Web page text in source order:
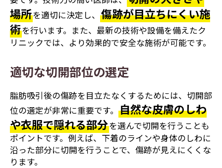
場所を適切に決定し、 傷跡が目立ちにくい施
術を行います。また、最新の技術や設備を備えたク
リニックでは、より効果的で安全な施術が可能です。
適切な切開部位の選定
脂肪吸引後の傷跡を目立たなくするためには、切開部
位の選定が非常に重要です。 自然な皮膚のしわ
や衣服で隠れる部分を選んで切開を行うことも
ポイントです。例えば、下着のラインや身体のしわに
沿った部分に切開を行うことで、傷跡が見えにくくな
ります。